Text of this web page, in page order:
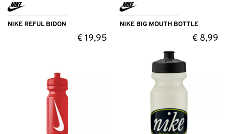
NIKE REFUL BIDON
€19,95
NIKE BIG MOUTH BOTTLE
€ 8,99